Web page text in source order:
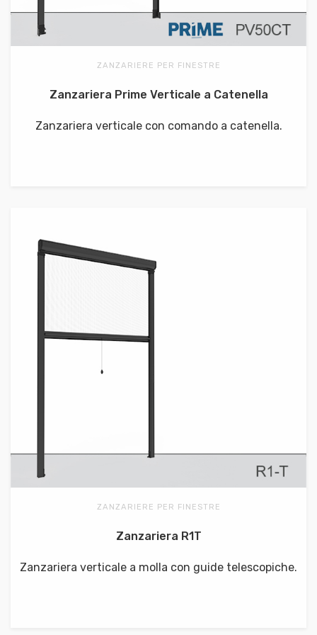
ZANZARIERE PER FINESTRE
Zanzariera Prime Verticale a Catenella
Zanzariera verticale con comando a catenella.
ZANZARIERE PER FINESTRE
Zanzariera R1T
Zanzariera verticale a molla con guide telescopiche.